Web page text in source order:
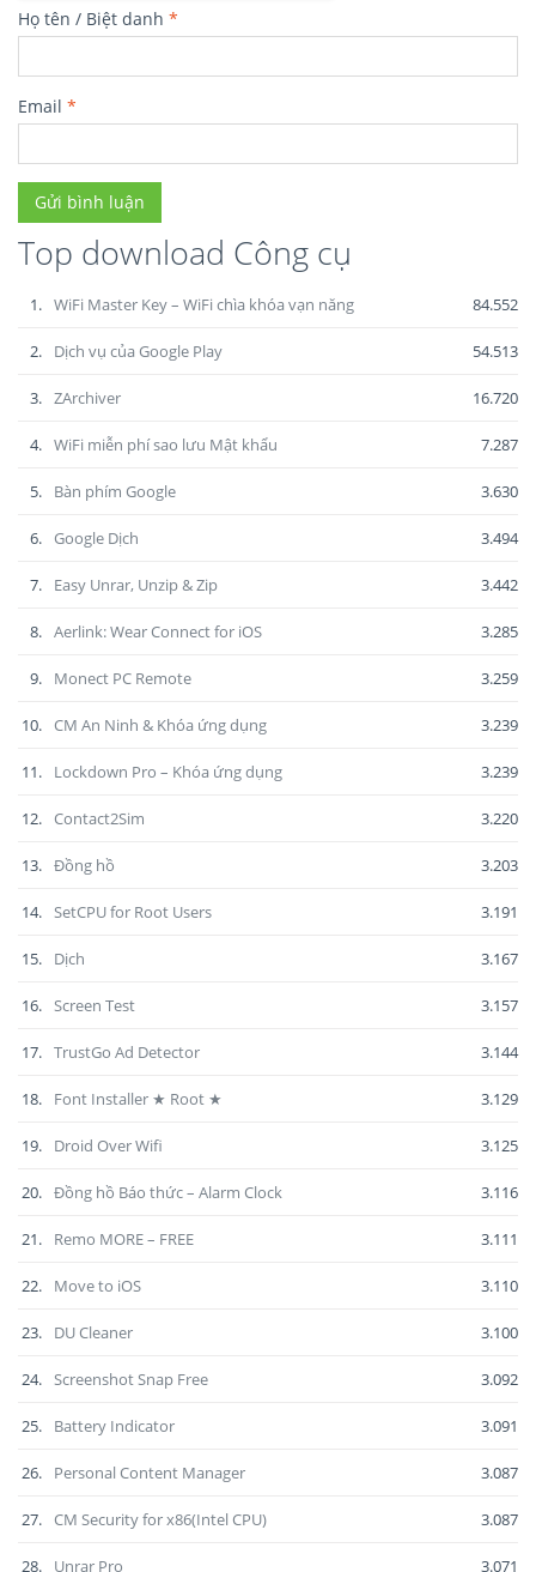
Họ tên / Biệt danh *
Email *
Top download Công cụ
1. WiFi Master Key – WiFi chìa khóa vạn năng 84.552
2. Dịch vụ của Google Play 54.513
3. ZArchiver 16.720
4. WiFi miễn phí sao lưu Mật khẩu 7.287
5. Bàn phím Google 3.630
6. Google Dịch 3.494
7. Easy Unrar, Unzip & Zip 3.442
8. Aerlink: Wear Connect for iOS 3.285
9. Monect PC Remote 3.259
10. CM An Ninh & Khóa ứng dụng 3.239
11. Lockdown Pro – Khóa ứng dụng 3.239
12. Contact2Sim 3.220
13. Đồng hồ 3.203
14. SetCPU for Root Users 3.191
15. Dịch 3.167
16. Screen Test 3.157
17. TrustGo Ad Detector 3.144
18. Font Installer ★ Root ★ 3.129
19. Droid Over Wifi 3.125
20. Đồng hồ Báo thức – Alarm Clock 3.116
21. Remo MORE – FREE 3.111
22. Move to iOS 3.110
23. DU Cleaner 3.100
24. Screenshot Snap Free 3.092
25. Battery Indicator 3.091
26. Personal Content Manager 3.087
27. CM Security for x86(Intel CPU) 3.087
28. Unrar Pro 3.071